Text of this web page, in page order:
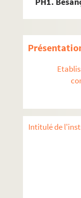
Intitulé de